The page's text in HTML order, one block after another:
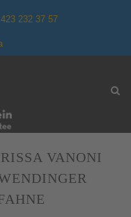
232 37 57
VANONI